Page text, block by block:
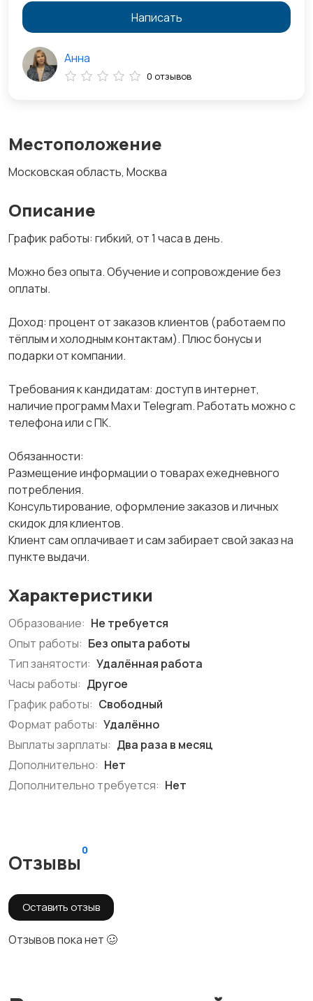
Местоположение
Московская область, Москва
Описание
График работы: гибкий, от 1 часа в день.
Можно без опыта. Обучение и сопровождение без
оплаты.
Доход: процент от заказов клиентов (работаем по
тёплым и холодным контактам). Плюс бонусы и
подарки от компании.
Требования к кандидатам: доступ в интернет,
наличие программ Max и Telegram. Работать можно с
телефона или с ПК.
Обязанности:
Размещение информации о товарах ежедневного
потребления.
Консультирование, оформление заказов и личных
скидок для клиентов.
Клиeнт caм oплaчивaeт и сaм зaбиpaeт свой заказ нa
пyнкте выдачи.
Характеристики
Образование: Не требуется
Опыт работы: Без опыта работы
Тип занятости: Удалённая работа
Часы работы: Другое
График работы: Свободный
Формат работы: Удалённо
Выплаты зарплаты: Два раза в месяц
Дополнительно: Нет
Дополнительно требуется: Нет
Отзывы
0
Оставить отзыв
Отзывов пока нет 🥴
Написать
Анна
0 отзывов